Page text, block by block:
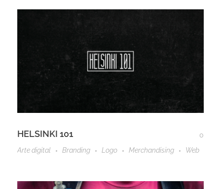
HELSINKI 101
0
Arte digital
Branding Logo Merchandising Web